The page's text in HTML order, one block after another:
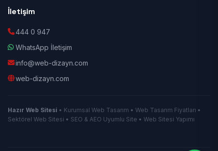
İletişim
444 0 947
WhatsApp İletişim
info@web-dizayn.com
web-dizayn.com
Hazır Web Sitesi • Kurumsal Web Tasarım • Web Tasarım Fiyatları •
Sektörel Web Sitesi • SEO & AEO Uyumlu Site • Web Sitesi Yapımı